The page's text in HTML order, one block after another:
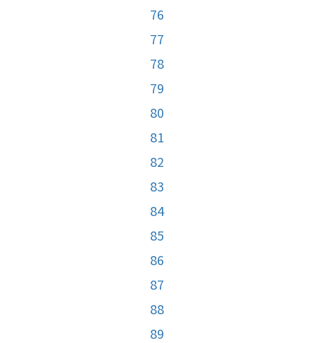
76
77
78
79
80
81
82
83
84
85
86
87
88
89